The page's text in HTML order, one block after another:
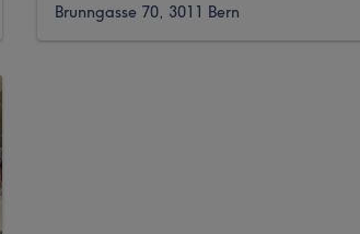
Brunngasse 70, 3011 Bern